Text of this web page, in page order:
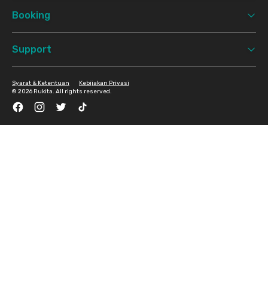
Booking
Support
© 2026 Rukita. All rights reserved.
Syarat & Ketentuan Kebijakan Privasi
FacebookInstagramTwitter TikTok